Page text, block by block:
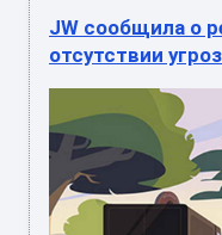
JW сообщила о
отсутствии